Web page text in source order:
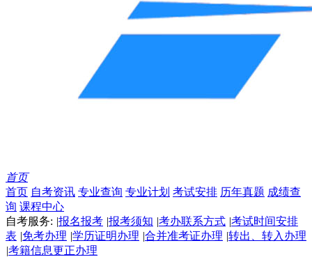
首页
首页 自考资讯 专业查询 专业计划 考试安排 历年真题 成绩查
询 课程中心
自考服务: |报名报考 |报考须知 |考办联系方式 |考试时间安排
表 |免考办理 |学历证明办理 |合并准考证办理 |转出、转入办理
|考籍信息更正办理